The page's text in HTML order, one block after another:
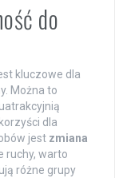
do
kluczowe dla
Można to
dla
jest zmiana
ruchy, warto
różne grupy